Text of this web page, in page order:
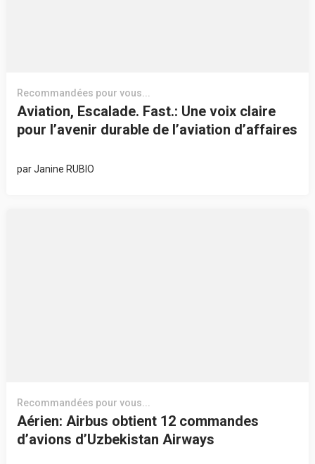
Recommandées pour vous...
Aviation, Escalade. Fast.: Une voix claire
pour l’avenir durable de l’aviation d’affaires
parJanine RUBIO
Recommandées pour vous...
Aérien: Airbus obtient 12 commandes
d’avions d’Uzbekistan Airways